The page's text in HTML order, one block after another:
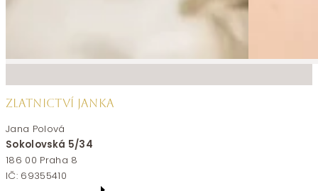
ZLATNICTVÍ JANKA
Jana Polová
Sokolovská 5/34
186 00 Praha 8
IČ: 69355410